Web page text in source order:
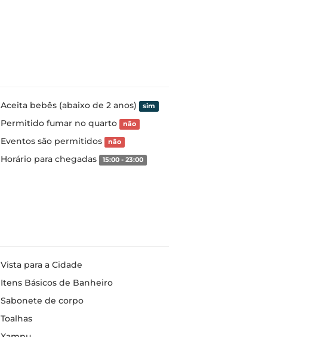
Aceita bebês (abaixo de 2 anos) sim
Permitido fumar no quarto não
Eventos são permitidos não
Horário para chegadas 15:00 - 23:00
Vista para a Cidade
Itens Básicos de Banheiro
Sabonete de corpo
Toalhas